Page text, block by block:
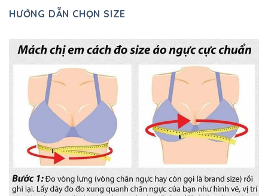
HƯỚNG DẪN CHỌN SIZE